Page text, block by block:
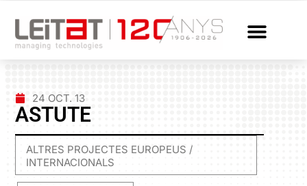
24 OCT. 13
ASTUTE
ALTRES PROJECTES EUROPEUS /
INTERNACIONALS